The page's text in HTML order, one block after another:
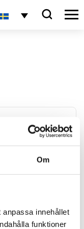
Om
innehållet
funktioner
som finns i
av mätområdet [1 -
samt 30 - 300N].